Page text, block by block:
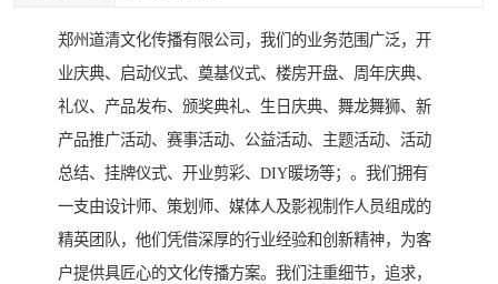
郑州道清文化传播有限公司，我们的业务范围广泛，开
业庆典、启动仪式、奠基仪式、楼房开盘、周年庆典、
礼仪、产品发布、颁奖典礼、生日庆典、舞龙舞狮、新
产品推广活动、赛事活动、公益活动、主题活动、活动
总结、挂牌仪式、开业剪彩、DIY暖场等；。我们拥有
一支由设计师、策划师、媒体人及影视制作人员组成的
精英团队，他们凭借深厚的行业经验和创新精神，为客
户提供具匠心的文化传播方案。我们注重细节，追求，